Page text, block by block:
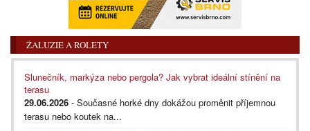
ŽALUZIE A ROLETY
Slunečník, markýza nebo pergola? Jak vybrat ideální stínění na
terasu
29.06.2026 - Současné horké dny dokážou proměnit příjemnou
terasu nebo koutek na...